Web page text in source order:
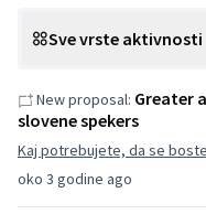
Sve vrste aktivnosti
oko 3 godine ago
New proposal: Greater
slovene spekers
Kaj potrebujete, da se